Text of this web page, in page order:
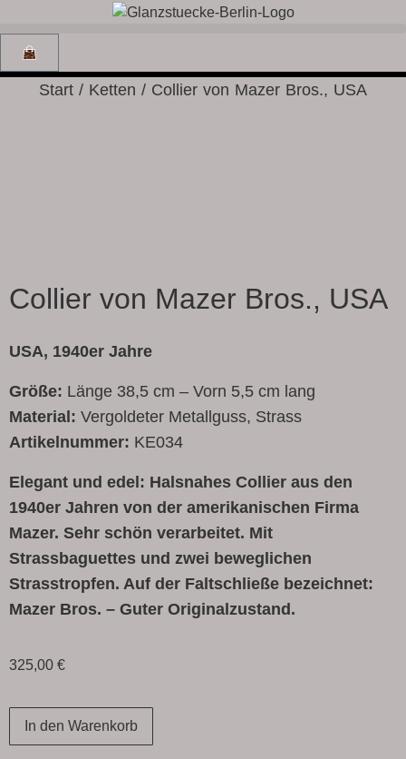
Start / Ketten / Collier von Mazer Bros., USA
Collier von Mazer Bros., USA
USA, 1940er Jahre
Größe: Länge 38,5 cm – Vorn 5,5 cm lang
Material: Vergoldeter Metallguss, Strass
Artikelnummer: KE034
Elegant und edel: Halsnahes Collier aus den
1940er Jahren von der amerikanischen Firma
Mazer. Sehr schön verarbeitet. Mit
Strassbaguettes und zwei beweglichen
Strasstropfen. Auf der Faltschließe bezeichnet:
Mazer Bros. – Guter Originalzustand.
325,00 €
In den Warenkorb